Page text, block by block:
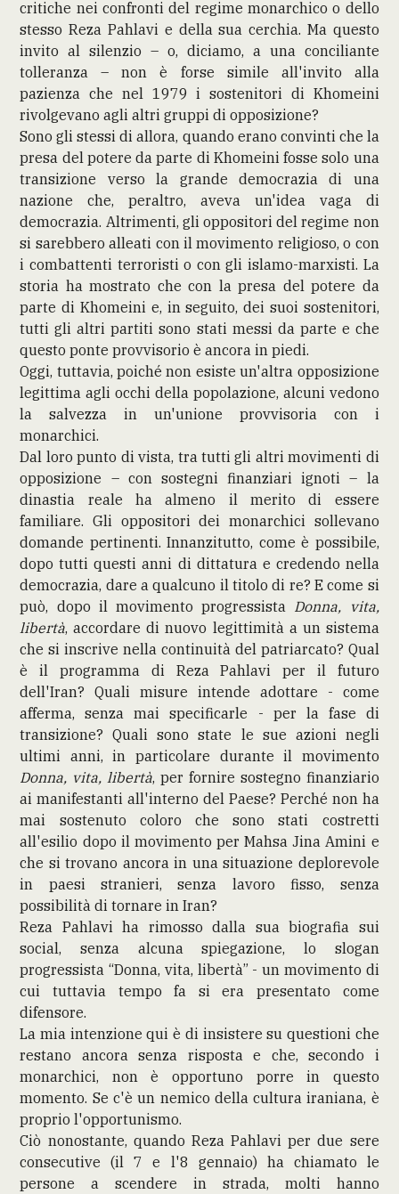
critiche nei confronti del regime monarchico o dello
stesso Reza Pahlavi e della sua cerchia. Ma questo
invito al silenzio – o, diciamo, a una conciliante
tolleranza – non è forse simile all'invito alla
pazienza che nel 1979 i sostenitori di Khomeini
rivolgevano agli altri gruppi di opposizione?
Sono gli stessi di allora, quando erano convinti che la
presa del potere da parte di Khomeini fosse solo una
transizione verso la grande democrazia di una
nazione che, peraltro, aveva un'idea vaga di
democrazia. Altrimenti, gli oppositori del regime non
si sarebbero alleati con il movimento religioso, o con
i combattenti terroristi o con gli islamo-marxisti. La
storia ha mostrato che con la presa del potere da
parte di Khomeini e, in seguito, dei suoi sostenitori,
tutti gli altri partiti sono stati messi da parte e che
questo ponte provvisorio è ancora in piedi.
Oggi, tuttavia, poiché non esiste un'altra opposizione
legittima agli occhi della popolazione, alcuni vedono
la salvezza in un'unione provvisoria con i
monarchici.
Dal loro punto di vista, tra tutti gli altri movimenti di
opposizione – con sostegni finanziari ignoti – la
dinastia reale ha almeno il merito di essere
familiare. Gli oppositori dei monarchici sollevano
domande pertinenti. Innanzitutto, come è possibile,
dopo tutti questi anni di dittatura e credendo nella
democrazia, dare a qualcuno il titolo di re? E come si
può, dopo il movimento progressista Donna, vita,
libertà, accordare di nuovo legittimità a un sistema
che si inscrive nella continuità del patriarcato? Qual
è il programma di Reza Pahlavi per il futuro
dell'Iran? Quali misure intende adottare - come
afferma, senza mai specificarle - per la fase di
transizione? Quali sono state le sue azioni negli
ultimi anni, in particolare durante il movimento
Donna, vita, libertà, per fornire sostegno finanziario
ai manifestanti all'interno del Paese? Perché non ha
mai sostenuto coloro che sono stati costretti
all'esilio dopo il movimento per Mahsa Jina Amini e
che si trovano ancora in una situazione deplorevole
in paesi stranieri, senza lavoro fisso, senza
possibilità di tornare in Iran?
Reza Pahlavi ha rimosso dalla sua biografia sui
social, senza alcuna spiegazione, lo slogan
progressista “Donna, vita, libertà” - un movimento di
cui tuttavia tempo fa si era presentato come
difensore.
La mia intenzione qui è di insistere su questioni che
restano ancora senza risposta e che, secondo i
monarchici, non è opportuno porre in questo
momento. Se c'è un nemico della cultura iraniana, è
proprio l'opportunismo.
Ciò nonostante, quando Reza Pahlavi per due sere
consecutive (il 7 e l'8 gennaio) ha chiamato le
persone a scendere in strada, molti hanno